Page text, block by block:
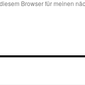
Browser für meinen